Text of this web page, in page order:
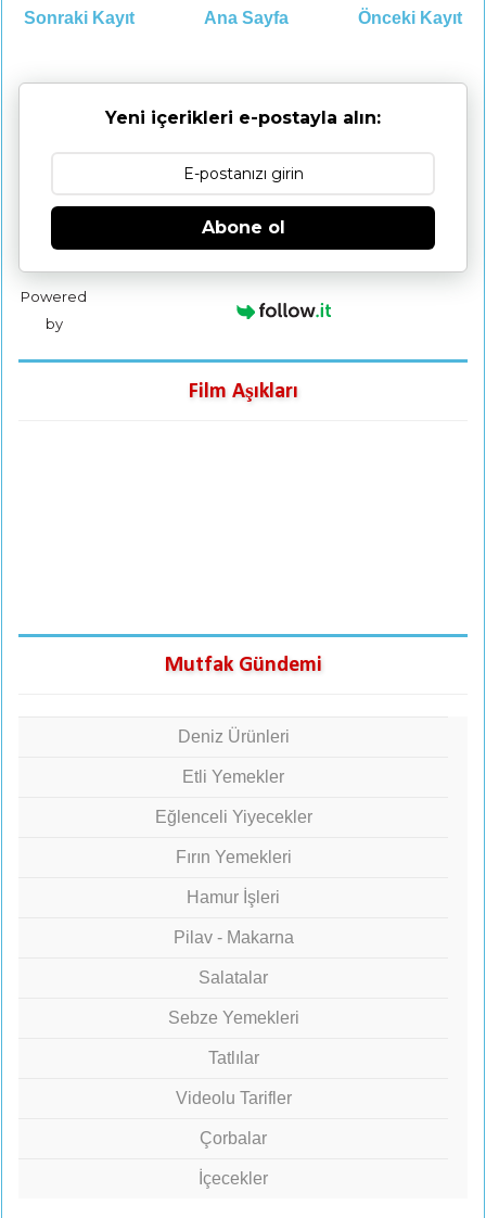
Sonraki Kayıt Önceki Kayıt
Ana Sayfa
Yeni içerikleri e-postayla alın:
Abone ol
Powered
by
Film Aşıkları
Mutfak Gündemi
Deniz Ürünleri
Etli Yemekler
Eğlenceli Yiyecekler
Fırın Yemekleri
Hamur İşleri
Pilav - Makarna
Salatalar
Sebze Yemekleri
Tatlılar
Videolu Tarifler
Çorbalar
İçecekler